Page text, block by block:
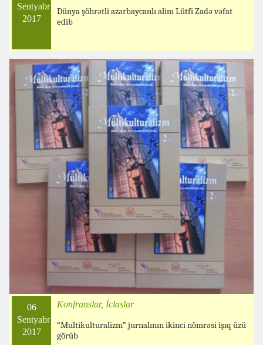
Sentyabr
2017
Dünya şöhrətli azərbaycanlı alim Lütfi Zadə vəfat
edib
06
Sentyabr
2017
Konfranslar, İclaslar
“Multikulturalizm” jurnalının ikinci nömrəsi işıq üzü
görüb